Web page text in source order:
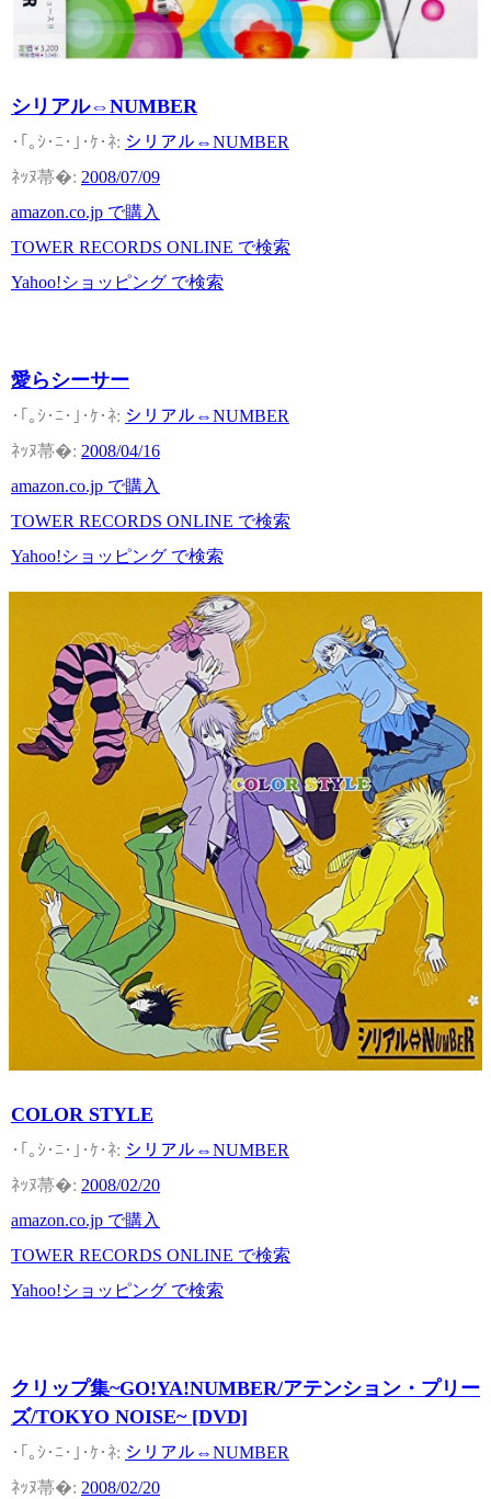
シリアル⇔NUMBER
シリアル⇔NUMBER
2008/07/09
amazon.co.jp で購入
TOWER RECORDS ONLINE で検索
Yahoo!ショッピング で検索
愛らシーサー
シリアル⇔NUMBER
2008/04/16
amazon.co.jp で購入
TOWER RECORDS ONLINE で検索
Yahoo!ショッピング で検索
COLOR STYLE
シリアル⇔NUMBER
2008/02/20
amazon.co.jp で購入
TOWER RECORDS ONLINE で検索
Yahoo!ショッピング で検索
クリップ集~GO!YA!NUMBER/アテンション・プリー
ズ/TOKYO NOISE~ [DVD]
シリアル⇔NUMBER
2008/02/20